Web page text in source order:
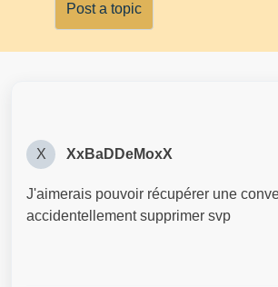
Post a topic
X XxBaDDeMoxX
J'aimerais pouvoir récupérer une
accidentellement supprimer svp